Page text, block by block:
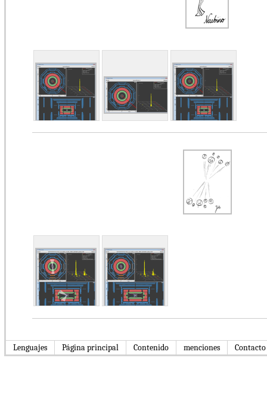
Lenguajes Página principal Contenido menciones Contacto